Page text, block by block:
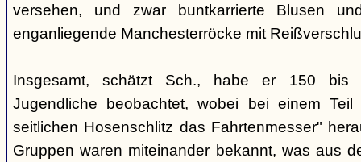
versehen, und zwar buntkarrierte Blusen
enganliegende Manchesterröcke mit
Insgesamt, schätzt Sch., habe er 150 bis
Jugendliche beobachtet, wobei bei einem
seitlichen Hosenschlitz das Fahrtenmesser"
Gruppen waren miteinander bekannt, was aus